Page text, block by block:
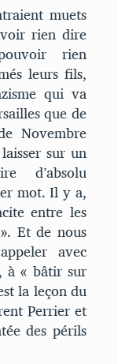
muets
rien dire
rien
leurs fils,
qui va
que de
Novembre
sur un
d’absolu
mot. Il y a,
entre les
Et de nous
avec
à « bâtir sur
la leçon du
Perrier et
des périls